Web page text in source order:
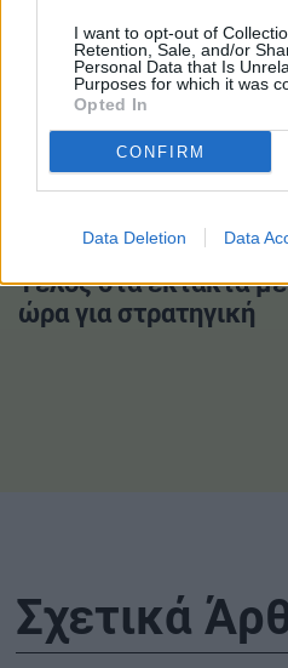
I want to opt-out of
Retention, Sale, and/or
Personal Data that Is
Purposes for which it was
Opted In
CONFIRM
Data Deletion Data
Ενέργεια και
Τέλος στα έκτακτα
ώρα για στρατηγική
Σχετικά